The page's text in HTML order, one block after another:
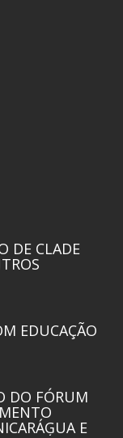
DE CLADE
EDUCAÇÃO
DO FÓRUM
E